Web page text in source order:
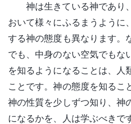
神は生きている神であり
おいて様々にふるまうように
する神の態度も異なります。
でも、中身のない空気でもな
を知るようになることは、人
ことです。神の態度を知るこ
神の性質を少しずつ知り、神
になるかを、人は学ぶべきで